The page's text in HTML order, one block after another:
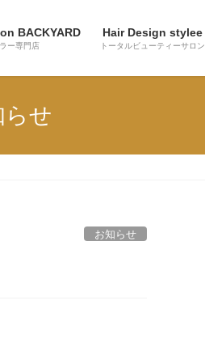
BACKYARD
ー専門店
Hair Design stylee
トータルビューティーサロン
らせ
お知らせ